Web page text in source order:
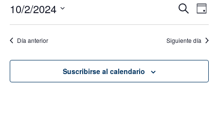
de
vistas
de
Buscar
de
Día
10/2/2024
Día anterior Siguiente día
Suscribirse al calendario